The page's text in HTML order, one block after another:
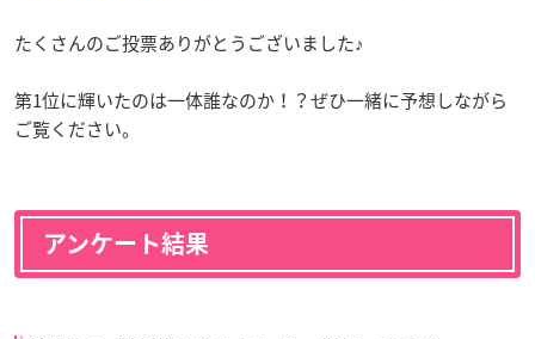
たくさんのご投票ありがとうございました♪
第1位に輝いたのは一体誰なのか！？ぜひ一緒に予想しながら
ご覧ください。
アンケート結果